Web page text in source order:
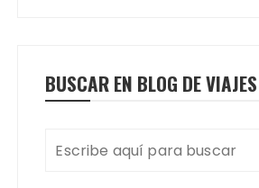
BUSCAR EN BLOG DE VIAJES